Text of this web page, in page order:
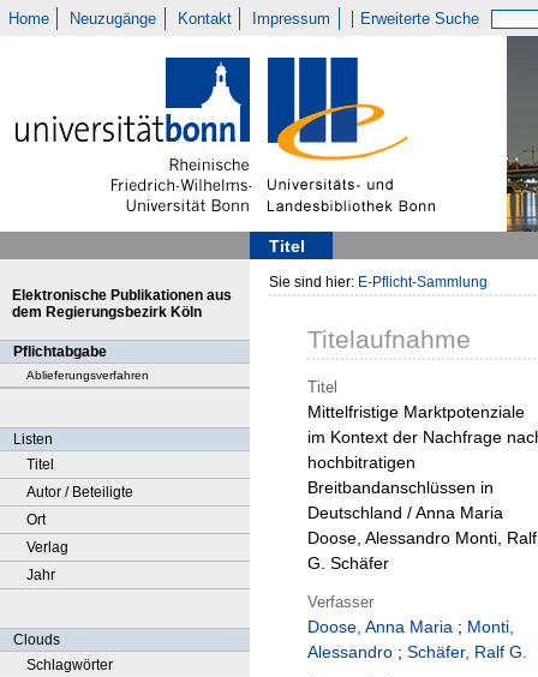
Home Neuzugänge Kontakt Impressum Erweiterte Suche
Titel
Elektronische Publikationen aus
dem Regierungsbezirk Köln
Pflichtabgabe
Ablieferungsverfahren
Listen
Titel
Autor / Beteiligte
Ort
Verlag
Jahr
Clouds
Schlagwörter
Sie sind hier: E-Pflicht-Sammlung
Titelaufnahme
Titel
Mittelfristige Marktpotenziale
im Kontext der Nachfrage
hochbitratigen
Breitbandanschlüssen in
Deutschland / Anna Maria
Doose, Alessandro Monti, Ralf
G. Schäfer
Verfasser
Doose, Anna Maria ; Monti,
Alessandro ; Schäfer, Ralf G.